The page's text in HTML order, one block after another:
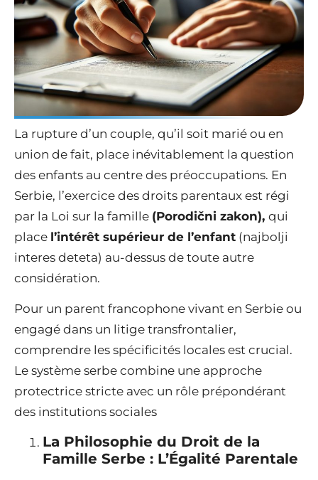
La rupture d’un couple, qu’il soit marié ou en
union de fait, place inévitablement la question
des enfants au centre des préoccupations. En
Serbie, l’exercice des droits parentaux est régi
par la Loi sur la famille (Porodični zakon), qui
place l’intérêt supérieur de l’enfant (najbolji
interes deteta) au-dessus de toute autre
considération.
Pour un parent francophone vivant en Serbie ou
engagé dans un litige transfrontalier,
comprendre les spécificités locales est crucial.
Le système serbe combine une approche
protectrice stricte avec un rôle prépondérant
des institutions sociales
La Philosophie du Droit de la
Famille Serbe : L’Égalité Parentale